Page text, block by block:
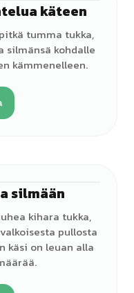
♀
käteen
tumma tukka,
silmänsä kohdalle
kämmenelleen.
silmään
kihara tukka,
pullosta
käsi on leuan alla